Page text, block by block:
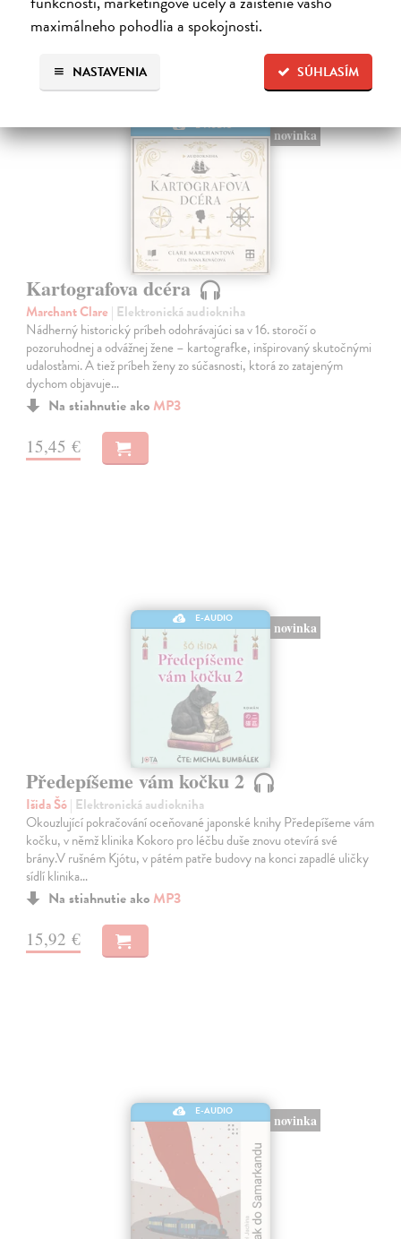
maximálneho pohodlia a spokojnosti.
SÚHLASÍM
NASTAVENIA
E-AUDIO
novinka
Kartografova dcéra
Marchant Clare | Elektronická audiokniha
Nádherný historický príbeh odohrávajúci sa v 16. storočí o
pozoruhodnej a odvážnej žene – kartografke, inšpirovaný skutočnými
udalosťami. A tiež príbeh ženy zo súčasnosti, ktorá zo zatajeným
dychom objavuje…
Na stiahnutie ako MP3
15,45 €
E-AUDIO
novinka
Předepíšeme vám kočku 2
Išida Šó| Elektronická audiokniha
Okouzlující pokračování oceňované japonské knihy Předepíšeme vám
kočku, v němž klinika Kokoro pro léčbu duše znovu otevírá své
brány.V rušném Kjótu, v pátém patře budovy na konci zapadlé uličky
sídlí klinika…
Na stiahnutie ako MP3
15,92 €
E-AUDIO
novinka